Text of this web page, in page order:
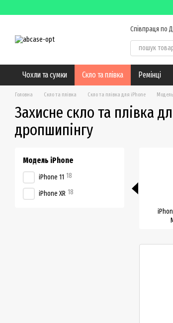
Співпраця по
Обмін та
Чохли та сумки Скло та плівка Ремінці
Головна Скло та плівка Скло та плівка для iPhone
Захисне скло та плівка
дропшипінгу
Модель iPhone
iPhone 11 18
iPhone XR 18